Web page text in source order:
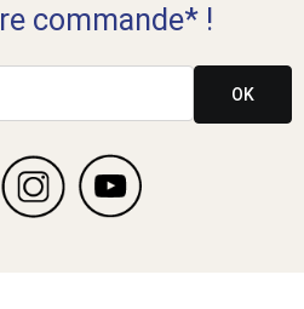
commande* !
OK